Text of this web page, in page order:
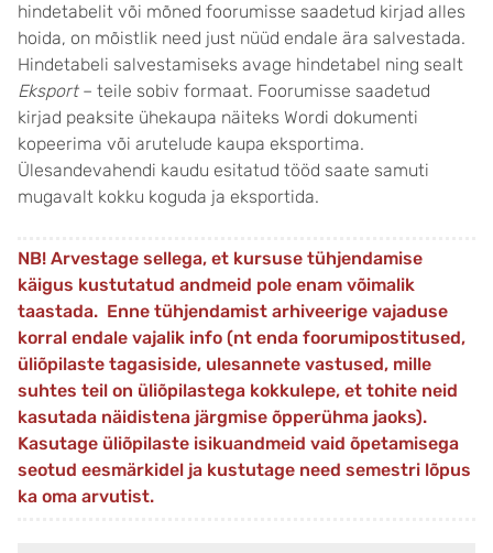
hindetabelit või mõned foorumisse saadetud kirjad alles
hoida, on mõistlik need just nüüd endale ära salvestada.
Hindetabeli salvestamiseks avage hindetabel ning sealt
Eksport– teile sobiv formaat. Foorumisse saadetud
kirjad peaksite ühekaupa näiteks Wordi dokumenti
kopeerima või arutelude kaupa eksportima.
Ülesandevahendi kaudu esitatud tööd saate samuti
mugavalt kokku koguda ja eksportida.
NB! Arvestage sellega, et kursuse tühjendamise
käigus kustutatud andmeid pole enam võimalik
taastada. Enne tühjendamist arhiveerige vajaduse
korral endale vajalik info (nt enda foorumipostitused,
üliõpilaste tagasiside, ulesannete vastused, mille
suhtes teil on üliõpilastega kokkulepe, et tohite neid
kasutada näidistena järgmise õpperühma jaoks).
Kasutage üliõpilaste isikuandmeid vaid õpetamisega
seotud eesmärkidel ja kustutage need semestri lõpus
ka oma arvutist.